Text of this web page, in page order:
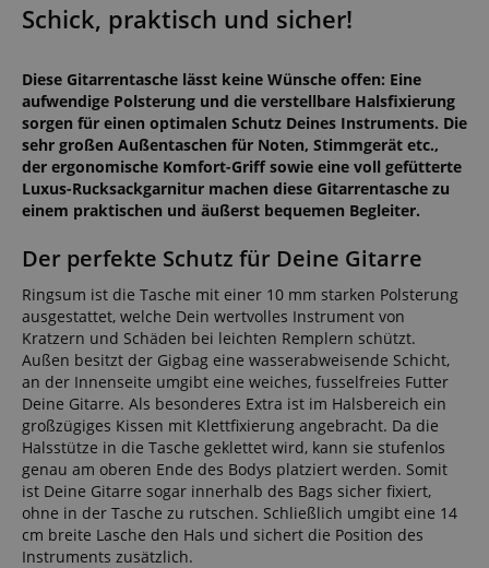
Schick, praktisch und sicher!
Diese Gitarrentasche lässt keine Wünsche offen: Eine
aufwendige Polsterung und die verstellbare Halsfixierung
sorgen für einen optimalen Schutz Deines Instruments. Die
sehr großen Außentaschen für Noten, Stimmgerät etc.,
der ergonomische Komfort-Griff sowie eine voll gefütterte
Luxus-Rucksackgarnitur machen diese Gitarrentasche zu
einem praktischen und äußerst bequemen Begleiter.
Der perfekte Schutz für Deine Gitarre
Ringsum ist die Tasche mit einer 10 mm starken Polsterung
ausgestattet, welche Dein wertvolles Instrument von
Kratzern und Schäden bei leichten Remplern schützt.
Außen besitzt der Gigbag eine wasserabweisende Schicht,
an der Innenseite umgibt eine weiches, fusselfreies Futter
Deine Gitarre. Als besonderes Extra ist im Halsbereich ein
großzügiges Kissen mit Klettfixierung angebracht. Da die
Halsstütze in die Tasche geklettet wird, kann sie stufenlos
genau am oberen Ende des Bodys platziert werden. Somit
ist Deine Gitarre sogar innerhalb des Bags sicher fixiert,
ohne in der Tasche zu rutschen. Schließlich umgibt eine 14
cm breite Lasche den Hals und sichert die Position des
Instruments zusätzlich.